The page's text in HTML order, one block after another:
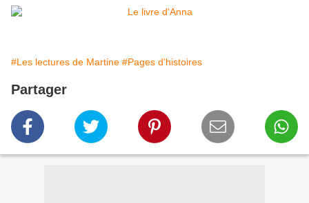
#Les lectures de Martine #Pages d'histoires
Partager